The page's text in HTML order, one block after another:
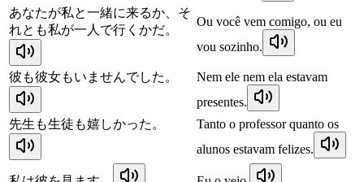
あなたが私と一緒に来るか、そ
れとも私が一人で行くかだ。
Ou você vem comigo, ou eu
vou sozinho.
彼も彼女もいませんでした。
Nem ele nem ela estavam
presentes.
先生も生徒も嬉しかった。
Tanto o professor quanto os
alunos estavam felizes.